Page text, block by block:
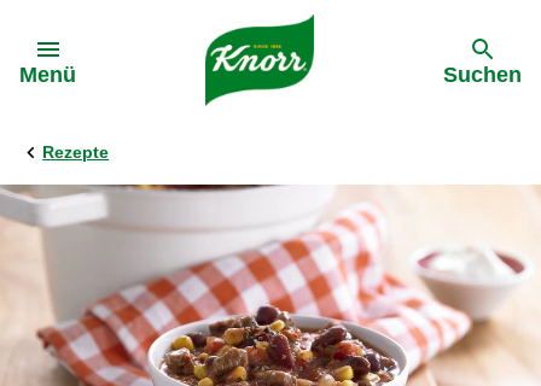
Menü Suchen
Rezepte